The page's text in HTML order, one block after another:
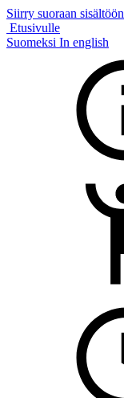
Siirry suoraan sisältöön
Etusivulle
Suomeksi In english